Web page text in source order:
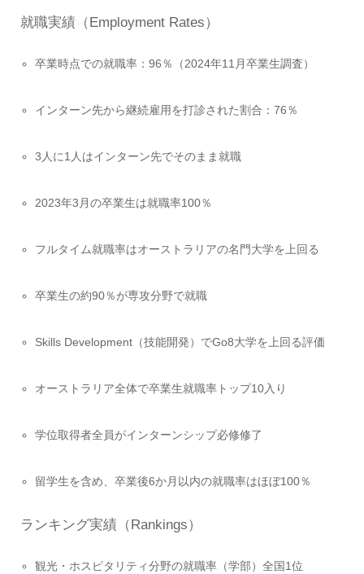
就職実績（Employment Rates）
卒業時点での就職率：96％（2024年11月卒業生調査）
インターン先から継続雇用を打診された割合：76％
3人に1人はインターン先でそのまま就職
2023年3月の卒業生は就職率100％
フルタイム就職率はオーストラリアの名門大学を上回る
卒業生の約90％が専攻分野で就職
Skills Development（技能開発）でGo8大学を上回る評価
オーストラリア全体で卒業生就職率トップ10入り
学位取得者全員がインターンシップ必修修了
留学生を含め、卒業後6か月以内の就職率はほぼ100％
ランキング実績（Rankings）
観光・ホスピタリティ分野の就職率（学部）全国1位